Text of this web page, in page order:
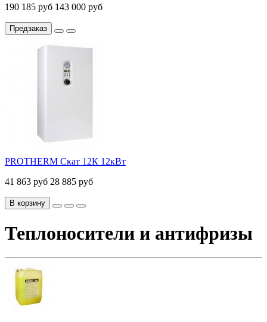
190 185 руб 143 000 руб
Предзаказ
PROTHERM Скат 12К 12кВт
41 863 руб 28 885 руб
В корзину
Теплоносители и антифризы